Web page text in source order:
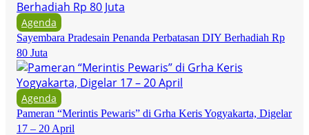
Agenda
Sayembara Pradesain Penanda Perbatasan DIY Berhadiah Rp
80 Juta
Agenda
Pameran “Merintis Pewaris” di Grha Keris Yogyakarta, Digelar
17 – 20 April